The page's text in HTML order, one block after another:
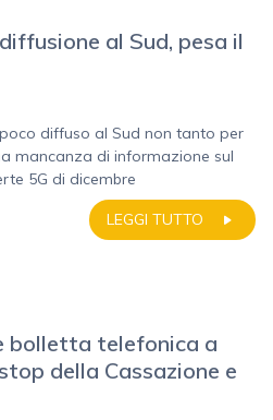
al Sud, pesa il
diffuso al Sud non tanto per
mancanza di informazione sul
5G di dicembre
LEGGI TUTTO
bolletta telefonica a
della Cassazione e